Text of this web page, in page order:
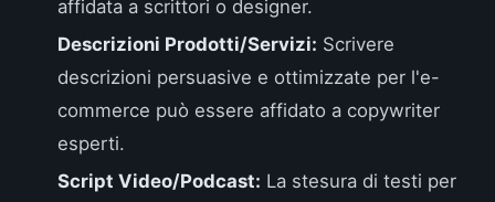
affidata a scrittori o designer.
Descrizioni Prodotti/Servizi: Scrivere
descrizioni persuasive e ottimizzate per l'e-
commerce può essere affidato a copywriter
esperti.
Script Video/Podcast: La stesura di testi per